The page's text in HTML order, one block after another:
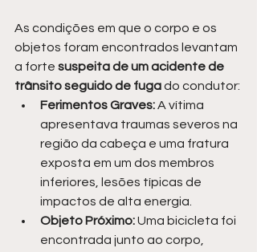
As condições em que o corpo e os
objetos foram encontrados levantam
a forte suspeita de um acidente de
trânsito seguido de fuga do condutor:
Ferimentos Graves: A vítima
apresentava traumas severos na
região da cabeça e uma fratura
exposta em um dos membros
inferiores, lesões típicas de
impactos de alta energia.
Objeto Próximo: Uma bicicleta foi
encontrada junto ao corpo,